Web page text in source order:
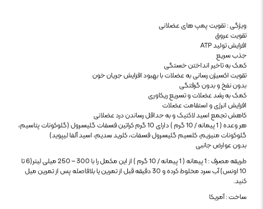
ویژگی : تقویت پمپ های عضلانی
تقویت عروق
افزایش تولید ATP
جذب سریع
کمک به تاخیر انداختن خستگی
تقویت اکسیژن رسانی به عضلات با بهبود افزایش جریان خون
بدون نفخ و بدون گرفتگی
کمک به رشد عضلات و تسریع ریکاوری
افزایش انرژی و استقامت عضلات
کاهش تجمع اسید لاکتیک و به حداقل رساندن درد عضلانی
هر وعده ( 1 پیمانه / 10 گرم ) دارای 10 گرم کراتین فسفات گلیسرول (گلوکونات پتاسیم،
گلوکونات منیزیم، کلسیم گلیسرول فسفات، کلرید سدیم، اسید آلفا لیپوید)
بدون عوارض جانبی
طریقه مصرف : 1 پیمانه ( 1 پیمانه / 10 گرم ) از این مکمل را با 300 – 250 میلی لیتر(6 تا
10 اونس) آب سرد مخلوط کرده و 30 دقیقه قبل از تمرین یا بلافاصله پس از تمرین میل
کنید.
ساخت : آمریکا